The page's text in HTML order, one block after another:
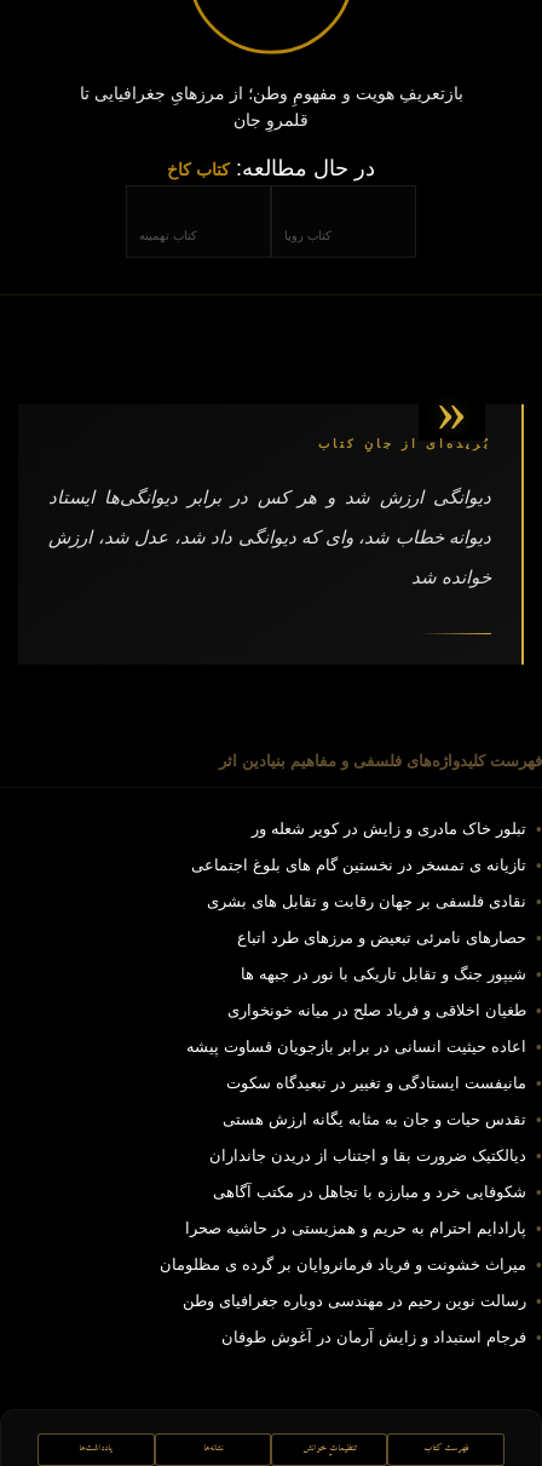
بازتعریفِ هویت و مفهومِ وطن؛ از مرزهایِ جغرافیایی تا
قلمروِ جان
در حال مطالعه:کتاب کاخ
کتاب رویا کتاب تهمینه
«
بُریده‌ای از جانِ کتاب
دیوانگی ارزش شد و هر کس در برابر دیوانگی‌ها ایستاد
دیوانه خطاب شد، وای که دیوانگی داد شد، عدل شد، ارزش
خوانده شد
فهرست کلیدواژه‌های فلسفی و مفاهیم بنیادین اثر
• تبلور خاک مادری و زایش در کویر شعله ور
• تازیانه ی تمسخر در نخستین گام های بلوغ اجتماعی
• نقادی فلسفی بر جهان رقابت و تقابل های بشری
• حصارهای نامرئی تبعیض و مرزهای طرد اتباع
• شیپور جنگ و تقابل تاریکی با نور در جبهه ها
• طغیان اخلاقی و فریاد صلح در میانه خونخواری
• اعاده حیثیت انسانی در برابر بازجویان قساوت پیشه
• مانیفست ایستادگی و تغییر در تبعیدگاه سکوت
• تقدس حیات و جان به مثابه یگانه ارزش هستی
• دیالکتیک ضرورت بقا و اجتناب از دریدن جانداران
• شکوفایی خرد و مبارزه با تجاهل در مکتب آگاهی
• پارادایم احترام به حریم و همزیستی در حاشیه صحرا
• میراث خشونت و فریاد فرمانروایان بر گرده ی مظلومان
• رسالت نوین رحیم در مهندسی دوباره جغرافیای وطن
• فرجام استبداد و زایش آرمان در آغوش طوفان
فهرست کتاب تنظیماتِ خوانش نشانه‌ها یادداشت‌ها